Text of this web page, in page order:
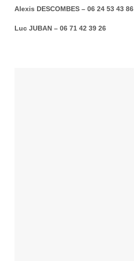
Alexis DESCOMBES – 06 24 53 43 86
Luc JUBAN – 06 71 42 39 26